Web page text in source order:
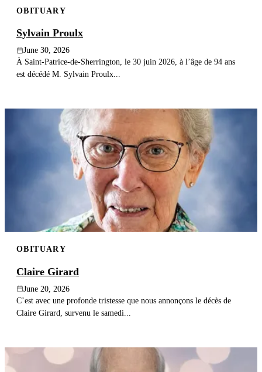
OBITUARY
Sylvain Proulx
June 30, 2026
À Saint-Patrice-de-Sherrington, le 30 juin 2026, à l’âge de 94 ans
est décédé M. Sylvain Proulx...
OBITUARY
Claire Girard
June 20, 2026
C’est avec une profonde tristesse que nous annonçons le décès de
Claire Girard, survenu le samedi...